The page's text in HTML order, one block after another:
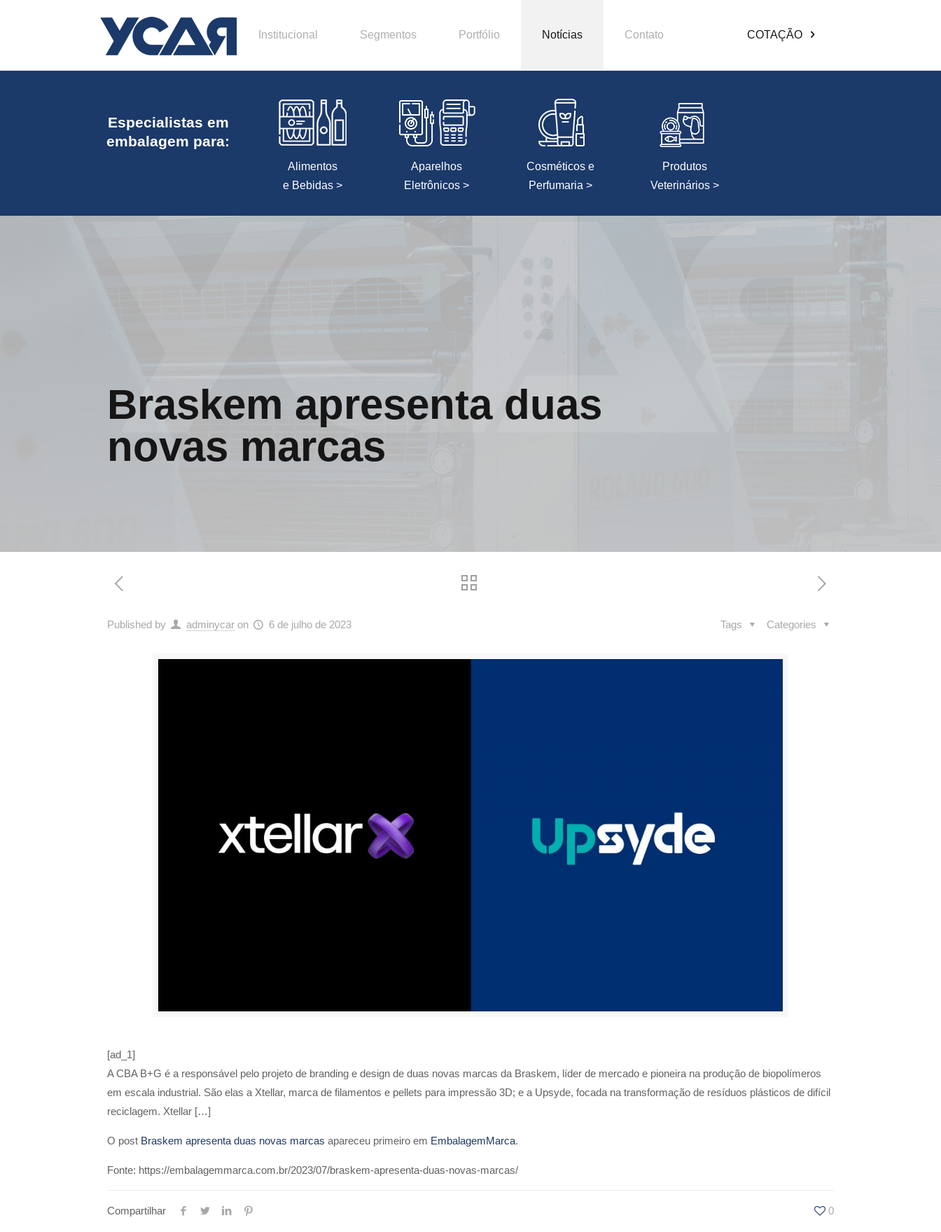
Institucional Segmentos Portfólio Notícias Contato COTAÇÃO
Especialistas em
embalagem para:
Alimentos
e Bebidas >
Aparelhos
Eletrônicos >
Cosméticos e
Perfumaria >
Produtos
Veterinários >
Braskem apresenta duas
novas marcas
Published by adminycar on 6 de julho de 2023 Categories
Tags
[ad_1]
A CBA B+G é a responsável pelo projeto de branding e design de duas novas marcas da Braskem, líder de mercado e pioneira na produção de biopolímeros
em escala industrial. São elas a Xtellar, marca de filamentos e pellets para impressão 3D; e a Upsyde, focada na transformação de resíduos plásticos de difícil
reciclagem. Xtellar […]
O post Braskem apresenta duas novas marcas apareceu primeiro em EmbalagemMarca.
Fonte: https://embalagemmarca.com.br/2023/07/braskem-apresenta-duas-novas-marcas/
Compartilhar 0